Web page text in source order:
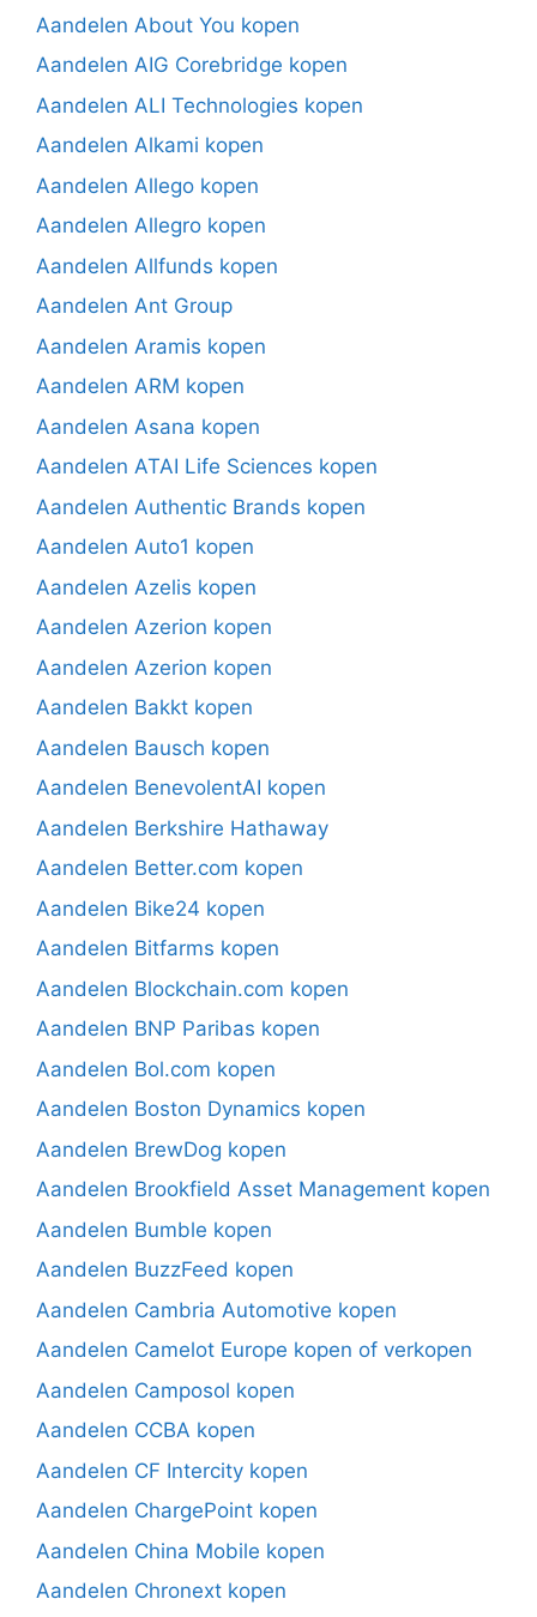
Aandelen About You kopen
Aandelen AIG Corebridge kopen
Aandelen ALI Technologies kopen
Aandelen Alkami kopen
Aandelen Allego kopen
Aandelen Allegro kopen
Aandelen Allfunds kopen
Aandelen Ant Group
Aandelen Aramis kopen
Aandelen ARM kopen
Aandelen Asana kopen
Aandelen ATAI Life Sciences kopen
Aandelen Authentic Brands kopen
Aandelen Auto1 kopen
Aandelen Azelis kopen
Aandelen Azerion kopen
Aandelen Azerion kopen
Aandelen Bakkt kopen
Aandelen Bausch kopen
Aandelen BenevolentAI kopen
Aandelen Berkshire Hathaway
Aandelen Better.com kopen
Aandelen Bike24 kopen
Aandelen Bitfarms kopen
Aandelen Blockchain.com kopen
Aandelen BNP Paribas kopen
Aandelen Bol.com kopen
Aandelen Boston Dynamics kopen
Aandelen BrewDog kopen
Aandelen Brookfield Asset Management kopen
Aandelen Bumble kopen
Aandelen BuzzFeed kopen
Aandelen Cambria Automotive kopen
Aandelen Camelot Europe kopen of verkopen
Aandelen Camposol kopen
Aandelen CCBA kopen
Aandelen CF Intercity kopen
Aandelen ChargePoint kopen
Aandelen China Mobile kopen
Aandelen Chronext kopen